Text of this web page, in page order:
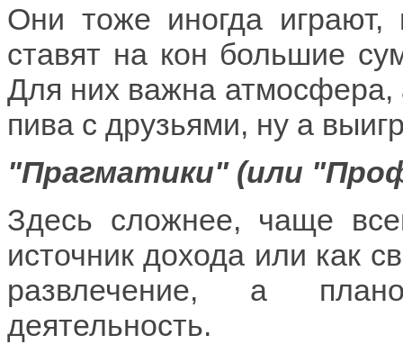
Они тоже иногда
ставят на кон большие
Для них важна атмосфера,
пива с друзьями, ну а
"Прагматики" (или
Здесь сложнее, чаще
источник дохода или как
развлечение, а
деятельность.